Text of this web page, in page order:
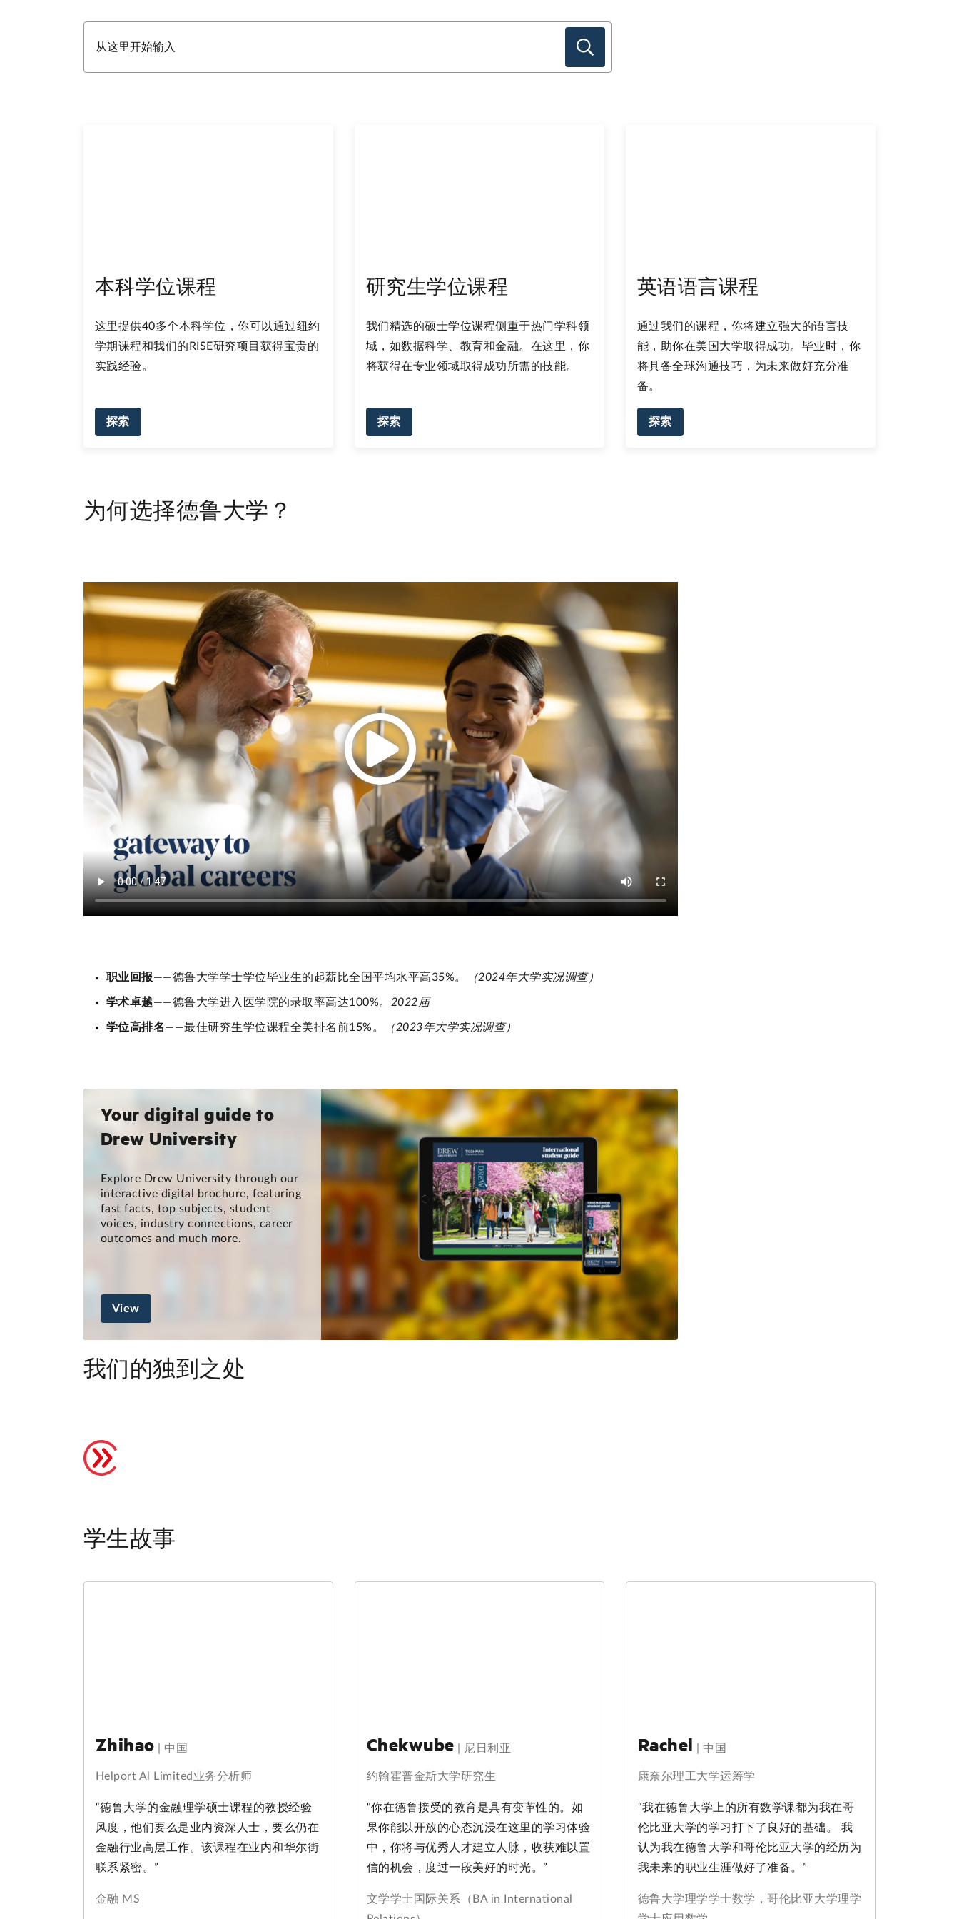
本科学位课程
这里提供40多个本科学位，你可以通过纽约
学期课程和我们的RISE研究项目获得宝贵的
实践经验。
探索
研究生学位课程
我们精选的硕士学位课程侧重于热门学科领
域，如数据科学、教育和金融。在这里，你
将获得在专业领域取得成功所需的技能。
探索
英语语言课程
通过我们的课程，你将建立强大的语言技
能，助你在美国大学取得成功。毕业时，你
将具备全球沟通技巧，为未来做好充分准
备。
探索
为何选择德鲁大学？
职业回报——德鲁大学学士学位毕业生的起薪比全国平均水平高35%。 （2024年大学实况调查）
学术卓越——德鲁大学进入医学院的录取率高达100%。 2022届
学位高排名——最佳研究生学位课程全美排名前15%。 （2023年大学实况调查）
Your digital guide to
Drew University
Explore Drew University through our
interactive digital brochure, featuring
fast facts, top subjects, student
voices, industry connections, career
outcomes and much more.
View
我们的独到之处
学生故事
Zhihao 中国
Helport Al Limited业务分析师
“德鲁大学的金融理学硕士课程的教授经验
风度，他们要么是业内资深人士，要么仍在
金融行业高层工作。该课程在业内和华尔街
联系紧密。”
金融 MS
Chekwube 尼日利亚
约翰霍普金斯大学研究生
“你在德鲁接受的教育是具有变革性的。如
果你能以开放的心态沉浸在这里的学习体验
中，你将与优秀人才建立人脉，收获难以置
信的机会，度过一段美好的时光。”
文学学士国际关系（BA in International
Rachel 中国
康奈尔理工大学运筹学
“我在德鲁大学上的所有数学课都为我在哥
伦比亚大学的学习打下了良好的基础。 我
认为我在德鲁大学和哥伦比亚大学的经历为
我未来的职业生涯做好了准备。”
德鲁大学理学学士数学，哥伦比亚大学理学